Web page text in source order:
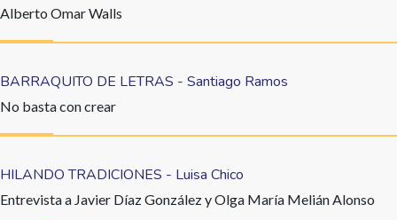
Alberto Omar Walls
BARRAQUITO DE LETRAS - Santiago Ramos
No basta con crear
HILANDO TRADICIONES - Luisa Chico
Entrevista a Javier Díaz González y Olga María Melián Alonso